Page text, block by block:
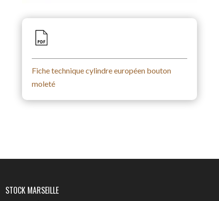
Fiche technique cylindre européen bouton
moleté
STOCK MARSEILLE